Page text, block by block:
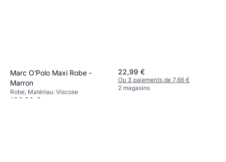
Marc O'Polo Maxi Robe -
Marron
Robe, Matériau: Viscose
106,99 €
22,99 €
Ou 3 paiements de 7,66 €
2 magasins